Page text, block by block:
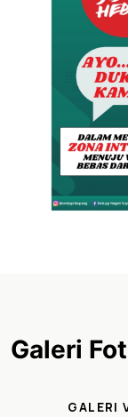
Galeri
GALERI